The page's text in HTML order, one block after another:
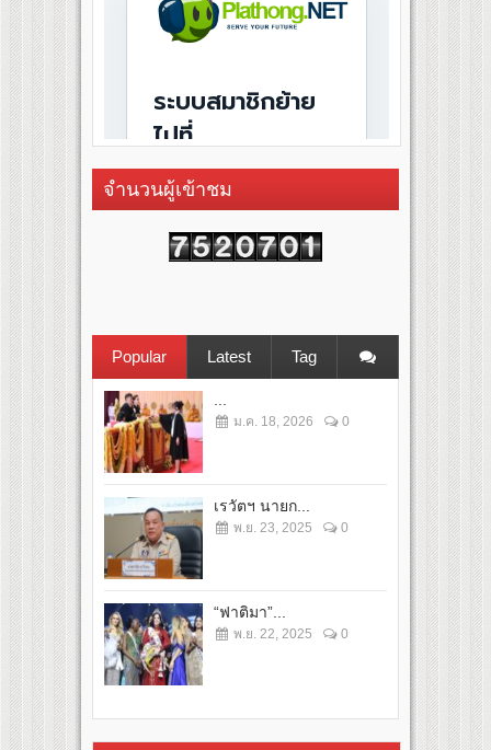
จำนวนผู้เข้าชม
Popular Latest Tag
ม.ค. 18, 2026 0
เรวัตฯ นายก...
พ.ย. 23, 2025 0
“ฟาติมา”...
พ.ย. 22, 2025 0